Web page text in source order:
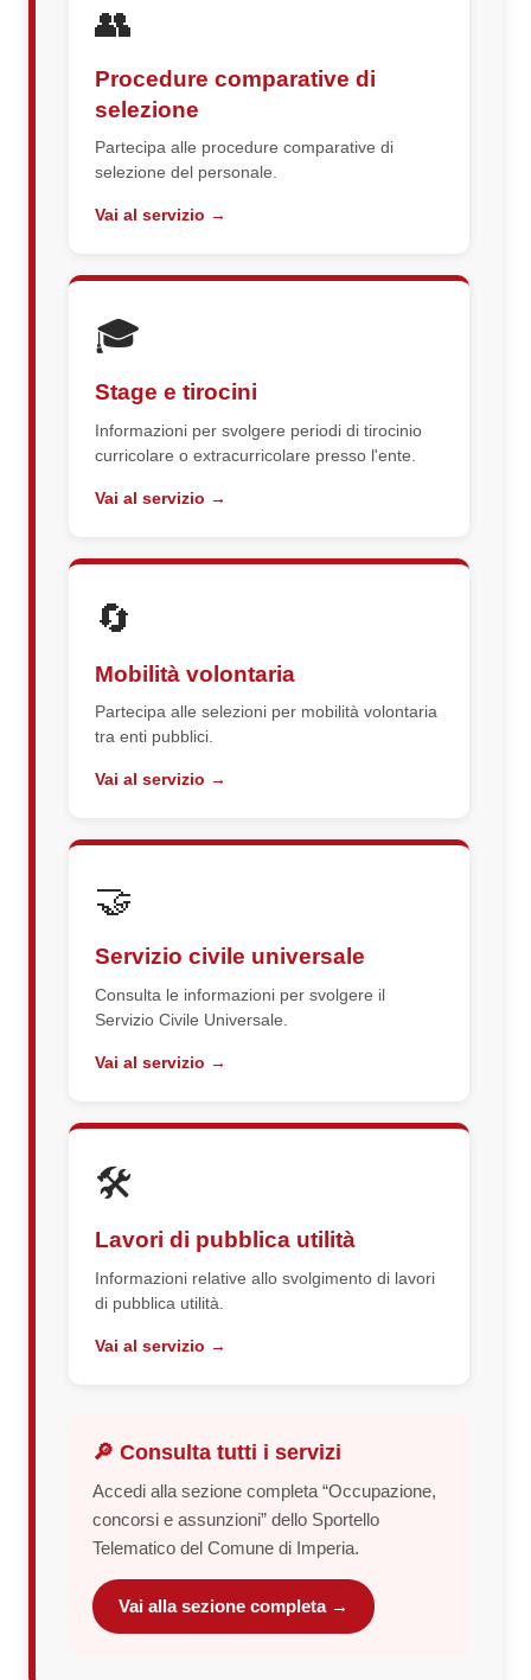
👥
Procedure comparative di
selezione
Partecipa alle procedure comparative di
selezione del personale.
Vai al servizio →
🎓
Stage e tirocini
Informazioni per svolgere periodi di tirocinio
curricolare o extracurricolare presso l'ente.
Vai al servizio →
🔄
Mobilità volontaria
Partecipa alle selezioni per mobilità volontaria
tra enti pubblici.
Vai al servizio →
🤝
Servizio civile universale
Consulta le informazioni per svolgere il
Servizio Civile Universale.
Vai al servizio →
🛠️
Lavori di pubblica utilità
Informazioni relative allo svolgimento di lavori
di pubblica utilità.
Vai al servizio →
🔎 Consulta tutti i servizi
Accedi alla sezione completa “Occupazione,
concorsi e assunzioni” dello Sportello
Telematico del Comune di Imperia.
Vai alla sezione completa →